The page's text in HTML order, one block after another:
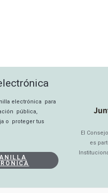
electrónica para
pública,
o proteger tus
El
es